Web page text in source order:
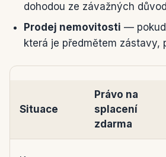
dohodou ze závažných
Prodej nemovitosti —
která je předmětem zástavy,
Přehled situací pro předčasné
Situace
Právo na
splacení
zdarma